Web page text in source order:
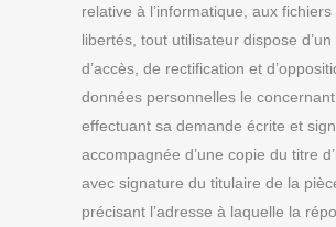
relative à l’informatique, aux
libertés, tout utilisateur dispose d’un
d’accès, de rectification et
données personnelles le
effectuant sa demande écrite et
accompagnée d’une copie du titre
avec signature du titulaire de la
précisant l’adresse à laquelle la